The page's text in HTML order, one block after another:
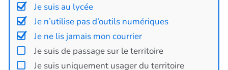
Je suis au lycée
Je n’utilise pas d’outils numériques
Je ne lis jamais mon courrier
Je suis de passage sur le territoire
Je suis uniquement usager du territoire